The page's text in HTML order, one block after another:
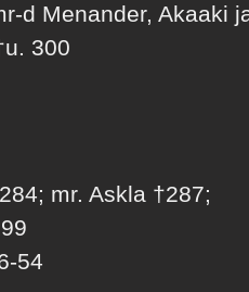
d Menander, Akaaki
300
mr. Askla †287;
54